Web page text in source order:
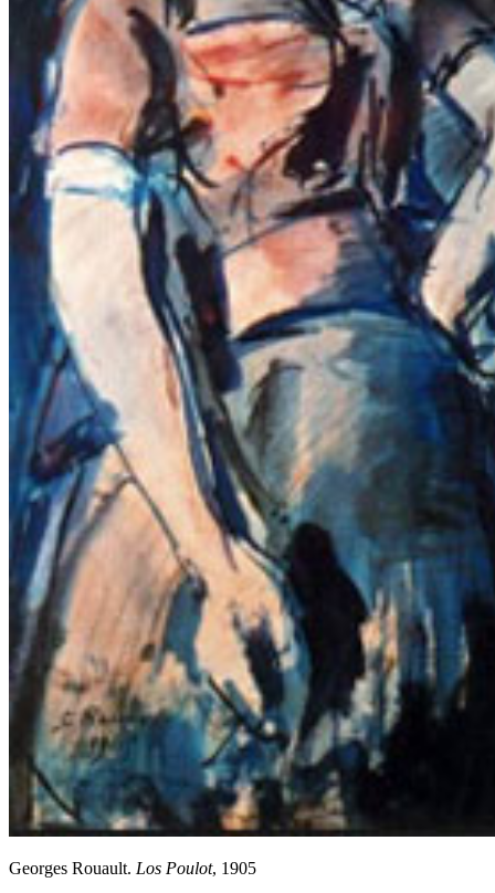
Georges Rouault. Los Poulot, 1905